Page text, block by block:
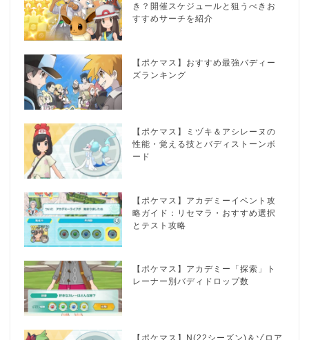
き？開催スケジュールと狙うべきお
すすめサーチを紹介
【ポケマス】おすすめ最強バディー
ズランキング
【ポケマス】ミヅキ＆アシレーヌの
性能・覚える技とバディストーンボ
ード
【ポケマス】アカデミーイベント攻
略ガイド：リセマラ・おすすめ選択
とテスト攻略
【ポケマス】アカデミー「探索」ト
レーナー別バディドロップ数
【ポケマス】N(22シーズン)＆ゾロア